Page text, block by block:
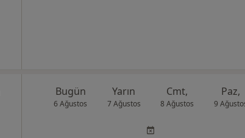
Bugün
6 Ağustos
Yarın
7 Ağustos
Cmt,
8 Ağustos
Paz,
9